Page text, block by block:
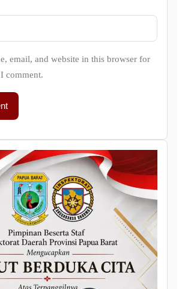
email, and website in this browser for
comment.